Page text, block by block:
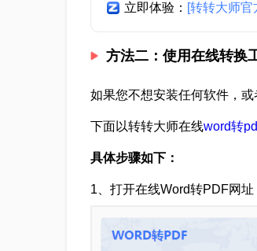
立即体验： [转转大师官
方法二：使用在线转换
如果您不想安装任何软件，
下面以转转大师在线word转
具体步骤如下：
1、打开在线Word转PDF网